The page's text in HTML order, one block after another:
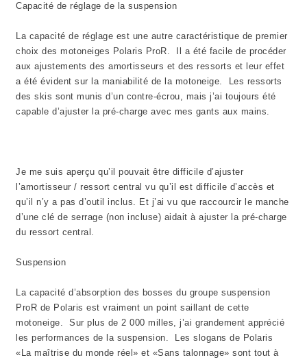
Capacité de réglage de la suspension
La capacité de réglage est une autre caractéristique de premier
choix des motoneiges Polaris ProR. Il a été facile de procéder
aux ajustements des amortisseurs et des ressorts et leur effet
a été évident sur la maniabilité de la motoneige. Les ressorts
des skis sont munis d’un contre-écrou, mais j’ai toujours été
capable d’ajuster la pré-charge avec mes gants aux mains.
Je me suis aperçu qu’il pouvait être difficile d’ajuster
l’amortisseur / ressort central vu qu’il est difficile d’accès et
qu’il n’y a pas d’outil inclus. Et j’ai vu que raccourcir le manche
d’une clé de serrage (non incluse) aidait à ajuster la pré-charge
du ressort central.
Suspension
La capacité d’absorption des bosses du groupe suspension
ProR de Polaris est vraiment un point saillant de cette
motoneige. Sur plus de 2 000 milles, j’ai grandement apprécié
les performances de la suspension. Les slogans de Polaris
«La maîtrise du monde réel» et «Sans talonnage» sont tout à